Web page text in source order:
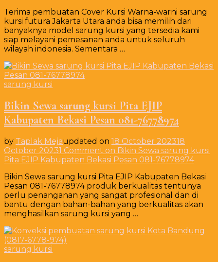
Terima pembuatan Cover Kursi Warna-warni sarung
kursi futura Jakarta Utara anda bisa memilih dari
banyaknya model sarung kursi yang tersedia kami
siap melayani pemesanan anda untuk seluruh
wilayah indonesia. Sementara …
sarung kursi
Bikin Sewa sarung kursi Pita EJIP
Kabupaten Bekasi Pesan 081-76778974
by Taplak Mejaupdated on 18 October 202318
October 20231 Comment on Bikin Sewa sarung kursi
Pita EJIP Kabupaten Bekasi Pesan 081-76778974
Bikin Sewa sarung kursi Pita EJIP Kabupaten Bekasi
Pesan 081-76778974 produk berkualitas tentunya
perlu penanganan yang sangat profesional dan di
bantu dengan bahan-bahan yang berkualitas akan
menghasilkan sarung kursi yang …
sarung kursi